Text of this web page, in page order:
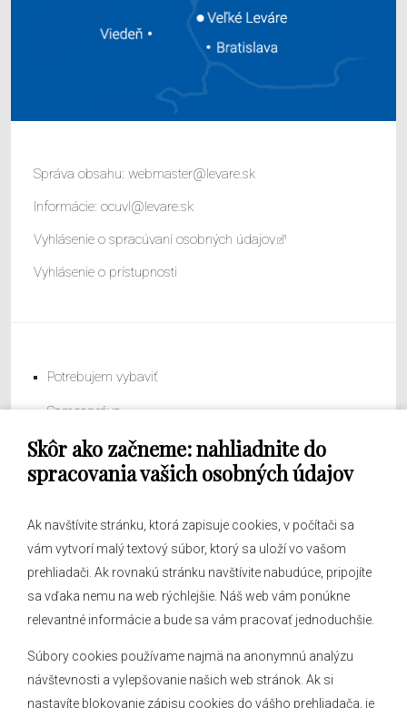
Skôr ako začneme: nahliadnite do
spracovania vašich osobných údajov
Ak navštívite stránku, ktorá zapisuje cookies, v počítači sa
vám vytvorí malý textový súbor, ktorý sa uloží vo vašom
prehliadači. Ak rovnakú stránku navštívite nabudúce, pripojíte
sa vďaka nemu na web rýchlejšie. Náš web vám ponúkne
relevantné informácie a bude sa vám pracovať jednoduchšie.
Súbory cookies používame najmä na anonymnú analýzu
návštevnosti a vylepšovanie našich web stránok. Ak si
nastavíte blokovanie zápisu cookies do vášho prehliadača, je
Správa obsahu: webmaster@levare.sk
Informácie: ocuvl@levare.sk
Vyhlásenie o spracúvaní osobných údajov
Vyhlásenie o prístupnosti
Potrebujem vybaviť
Samospráva
Obecný úrad
O obci
Hlásenia obecného rozhlasu